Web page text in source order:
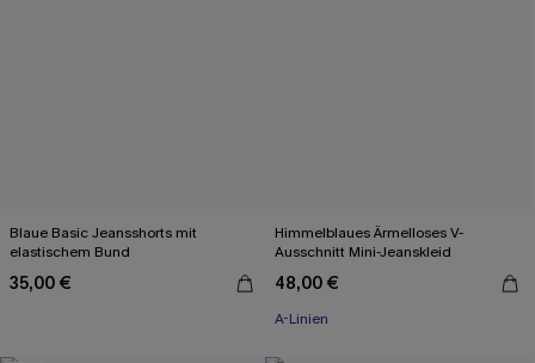
Blaue Basic Jeansshorts mit
elastischem Bund
35,00 €
Himmelblaues Ärmelloses V-
Ausschnitt Mini-Jeanskleid
48,00 €
A-Linien